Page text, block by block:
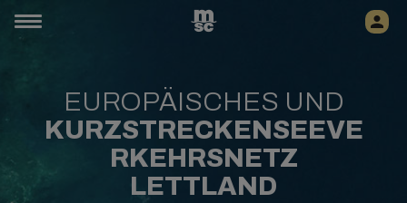
EUROPÄISCHES UND
KURZSTRECKENSEEVE
RKEHRSNETZ
LETTLAND